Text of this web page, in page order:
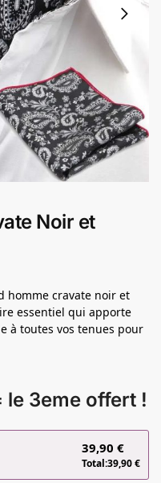
Noir et
homme cravate noir et
essentiel qui apporte
à toutes vos tenues pour
le 3eme offert !
39,90 €
Total:39,90€